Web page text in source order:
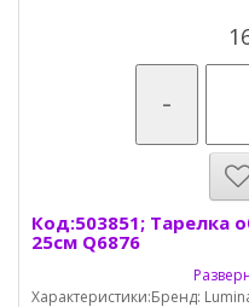
-
Код:503851; Тарелка
25см Q6876
Характеристики:Бренд: